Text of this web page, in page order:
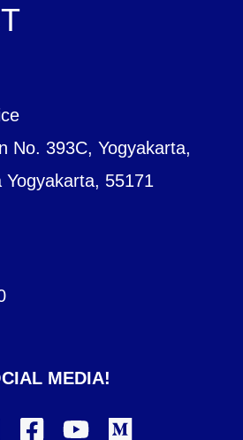
No. 393C, Yogyakarta,
55171
MEDIA!